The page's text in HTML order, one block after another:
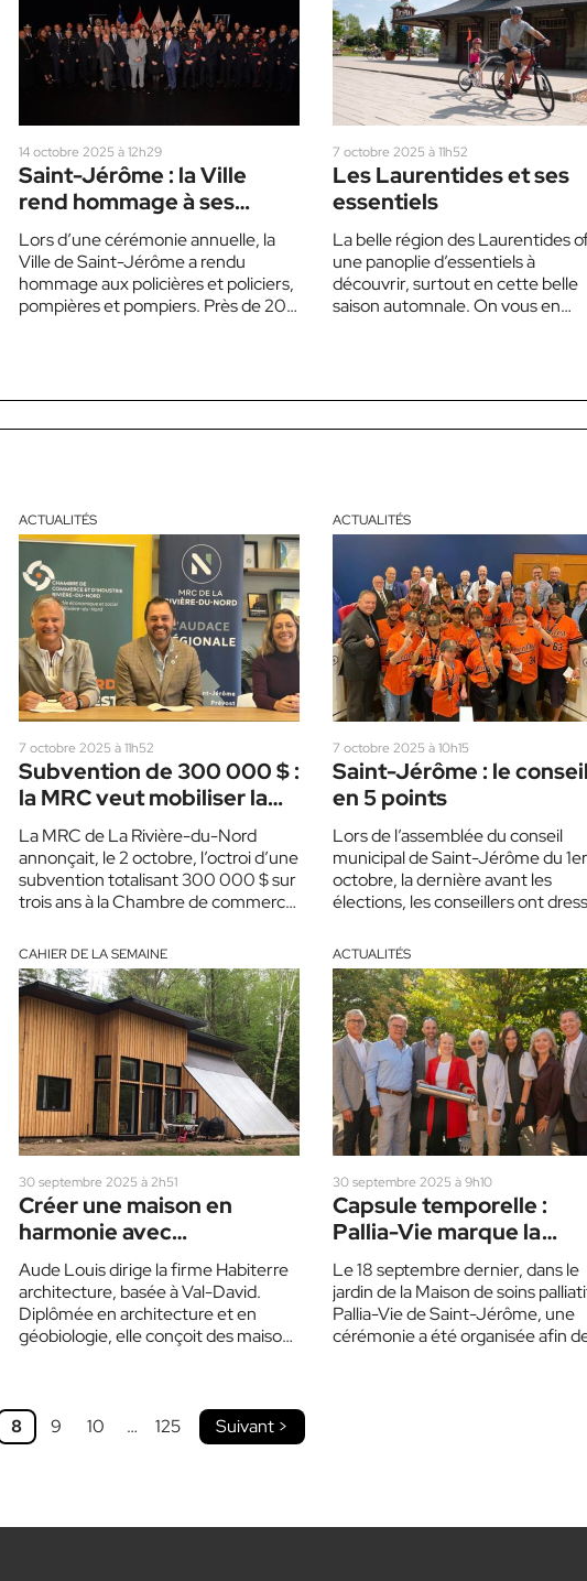
14 octobre 2025 à 12h29
Saint-Jérôme : la Ville
rend hommage à ses
pompiers et à ses policiers
Lors d’une cérémonie annuelle, la
Ville de Saint-Jérôme a rendu
hommage aux policières et policiers,
pompières et pompiers. Près de 200
7 octobre 2025 à 11h52
Les Laurentides et ses
essentiels
La belle région des Laurentides
une panoplie d’essentiels à
découvrir, surtout en cette belle
saison automnale. On vous en
ACTUALITÉS
7 octobre 2025 à 11h52
Subvention de 300 000 $ :
la MRC veut mobiliser la
communauté des affaires
La MRC de La Rivière-du-Nord
annonçait, le 2 octobre, l’octroi d’une
subvention totalisant 300 000 $ sur
trois ans à la Chambre de commerce
ACTUALITÉS
7 octobre 2025 à 10h15
Saint-Jérôme : le
en 5 points
Lors de l’assemblée du conseil
municipal de Saint-Jérôme du 1er
octobre, la dernière avant les
élections, les conseillers ont
CAHIER DE LA SEMAINE
30 septembre 2025 à 2h51
Créer une maison en
harmonie avec
l’environnement
Aude Louis dirige la firme Habiterre
architecture, basée à Val-David.
Diplômée en architecture et en
géobiologie, elle conçoit des maisons
ACTUALITÉS
30 septembre 2025 à 9h10
Capsule temporelle :
Pallia-Vie marque la
construction de son
Centre de jour
Le 18 septembre dernier, dans le
jardin de la Maison de soins
Pallia-Vie de Saint-Jérôme, une
cérémonie a été organisée afin
8 9 10 … 125 Suivant >